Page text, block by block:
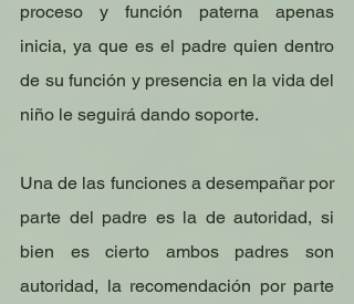
proceso y función paterna apenas
inicia, ya que es el padre quien dentro
de su función y presencia en la vida del
niño le seguirá dando soporte.
Una de las funciones a desempañar por
parte del padre es la de autoridad, si
bien es cierto ambos padres son
autoridad, la recomendación por parte